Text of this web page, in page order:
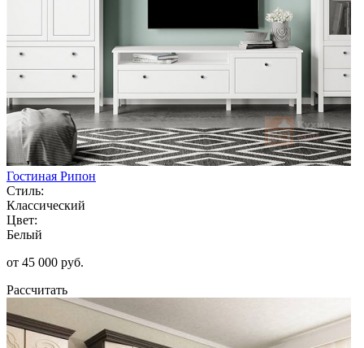
Гостиная Рипон
Стиль:
Классический
Цвет:
Белый
от 45 000 руб.
Рассчитать